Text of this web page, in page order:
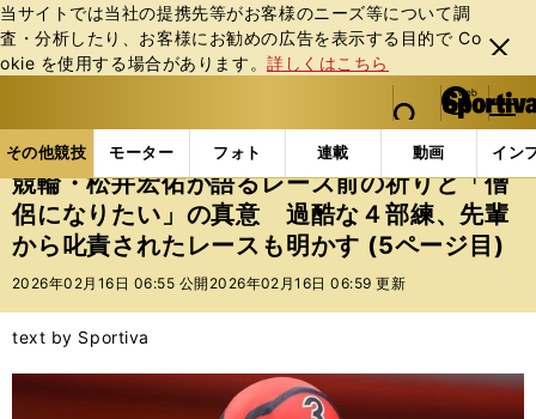
当サイトでは当社の提携先等がお客様のニーズ等について調
査・分析したり、お客様にお勧めの広告を表⽰する⽬的で Co
okie を使⽤する場合があります。詳しくはこちら
閉じ
る
web Sportiva (webスポルティーバ)
検索
マイペ
ー
ジ
メニュ
その他競技 モーター フォト 連載 動画 イン
ス
ポ
ル
テ
ー
バ
その他競技の記事一覧 その他競技 その他 競輪
競輪・松井宏佑が語るレース前の祈りと「僧
侶になりたい」の真意 過酷な４部練、先輩
から叱責されたレースも明かす (5ページ目)
2026年02月16日 06:55 公開 2026年02月16日 06:59 更新
text by Sportiva